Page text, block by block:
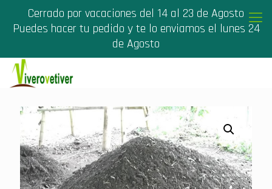
Cerrado por vacaciones del 14 al 23 de Agosto
Puedes hacer tu pedido y te lo enviamos el lunes 24
de Agosto